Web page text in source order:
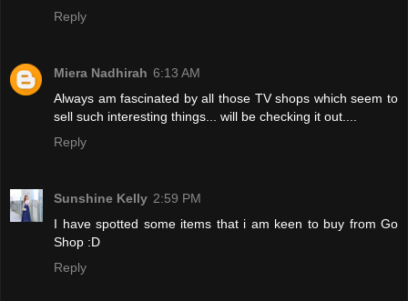
Reply
Miera Nadhirah 6:13 AM
Always am fascinated by all those TV shops which seem to
sell such interesting things... will be checking it out....
Reply
Sunshine Kelly 2:59 PM
I have spotted some items that i am keen to buy from Go
Shop :D
Reply